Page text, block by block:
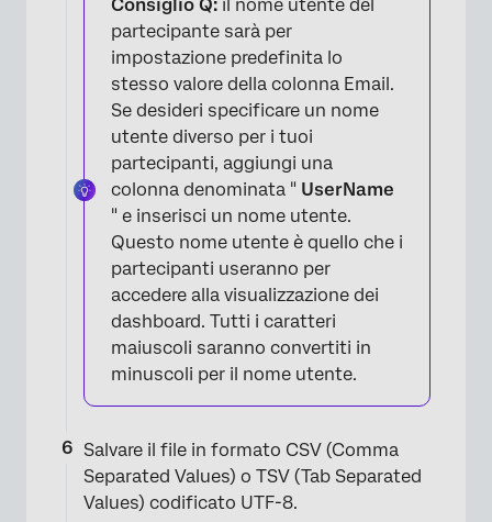
Consiglio Q: il nome utente del
partecipante sarà per
impostazione predefinita lo
stesso valore della colonna Email.
Se desideri specificare un nome
utente diverso per i tuoi
partecipanti, aggiungi una
colonna denominata " UserName
" e inserisci un nome utente.
Questo nome utente è quello che i
partecipanti useranno per
accedere alla visualizzazione dei
dashboard. Tutti i caratteri
maiuscoli saranno convertiti in
minuscoli per il nome utente.
Salvare il file in formato CSV (Comma
Separated Values) o TSV (Tab Separated
Values) codificato UTF-8.